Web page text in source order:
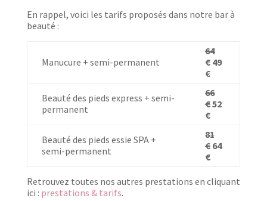
En rappel, voici les tarifs proposés dans notre bar à
beauté :
Manucure + semi-permanent
64
€49
€
Beauté des pieds express + semi-
permanent
66
€52
€
Beauté des pieds essie SPA +
semi-permanent
81
€64
€
Retrouvez toutes nos autres prestations en cliquant
ici : prestations & tarifs.